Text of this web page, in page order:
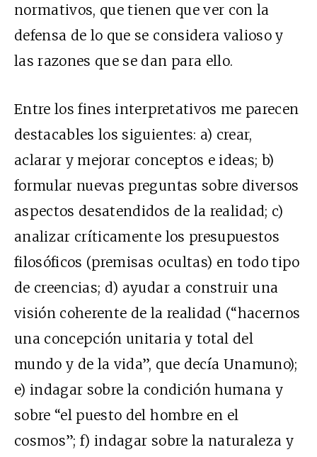
normativos, que tienen que ver con la
defensa de lo que se considera valioso y
las razones que se dan para ello.
Entre los fines interpretativos me parecen
destacables los siguientes: a) crear,
aclarar y mejorar conceptos e ideas; b)
formular nuevas preguntas sobre diversos
aspectos desatendidos de la realidad; c)
analizar críticamente los presupuestos
filosóficos (premisas ocultas) en todo tipo
de creencias; d) ayudar a construir una
visión coherente de la realidad (“hacernos
una concepción unitaria y total del
mundo y de la vida”, que decía Unamuno);
e) indagar sobre la condición humana y
sobre “el puesto del hombre en el
cosmos”; f) indagar sobre la naturaleza y